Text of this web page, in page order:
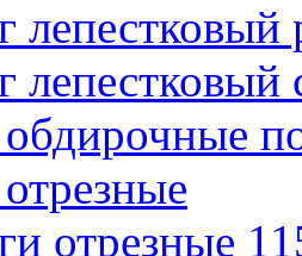
лепестковый
лепестковый
отрезные